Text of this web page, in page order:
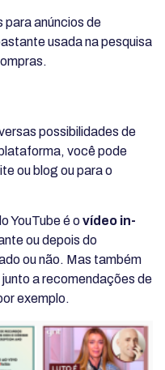
anúncios de
usada na pesquisa
possibilidades de
você pode
ou blog ou para o
YouTube é ovídeo in-
ou depois do
ou não. Mas também
a recomendações de
exemplo.